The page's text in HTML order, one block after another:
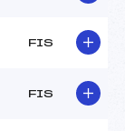
FIS
FIS